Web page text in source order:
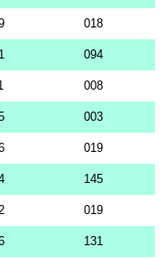
018
094
008
003
019
145
019
131